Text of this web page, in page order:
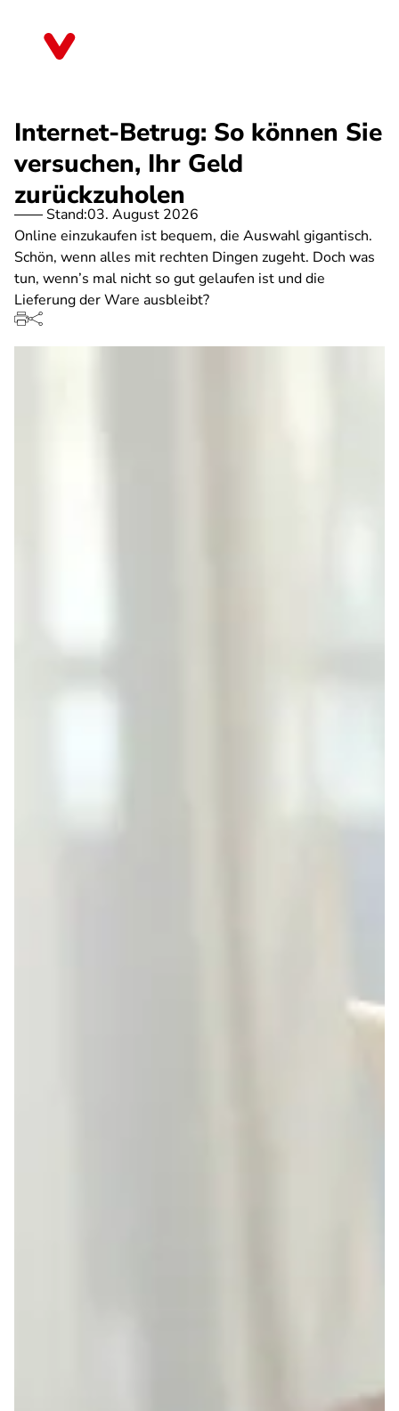
Internet-Betrug: So können Sie
versuchen, Ihr Geld
zurückzuholen
Stand:03. August 2026
Online einzukaufen ist bequem, die Auswahl gigantisch.
Schön, wenn alles mit rechten Dingen zugeht. Doch was
tun, wenn’s mal nicht so gut gelaufen ist und die
Lieferung der Ware ausbleibt?